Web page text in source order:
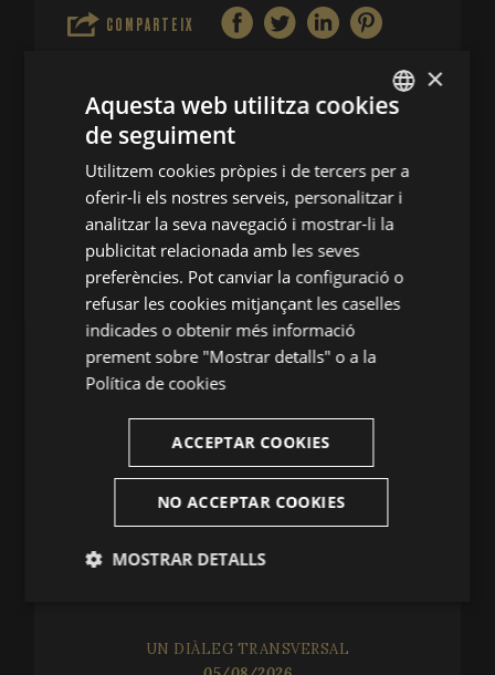
COMPARTEIX
CONTACTA'NS
Festival de Peralada
(+34) 935 038 646
infofestival@festivalperalada.com
902 374 737
taquilla@grupperalada.com
NOVETATS
UN SEGLE MAGISTRAL
UN DIÀLEG TRANSVERSAL
SPANISH
ENGLISH
CATALAN
×
Aquesta web utilitza cookies
de seguiment
Utilitzem cookies pròpies i de tercers per a
oferir-li els nostres serveis, personalitzar i
analitzar la seva navegació i mostrar-li la
publicitat relacionada amb les seves
preferències. Pot canviar la configuració o
refusar les cookies mitjançant les caselles
indicades o obtenir més informació
prement sobre "Mostrar detalls" o a la
Política de cookies
ACCEPTAR COOKIES
NO ACCEPTAR COOKIES
MOSTRAR DETALLS